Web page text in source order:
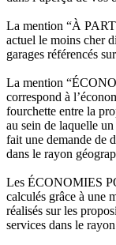
La mention “À
actuel le moins cher
garages référencés
La mention
correspond à
fourchette entre la
au sein de laquelle
fait une demande de
dans le rayon
Les ÉCONOMIES
calculés grâce à une
réalisés sur les
services dans le